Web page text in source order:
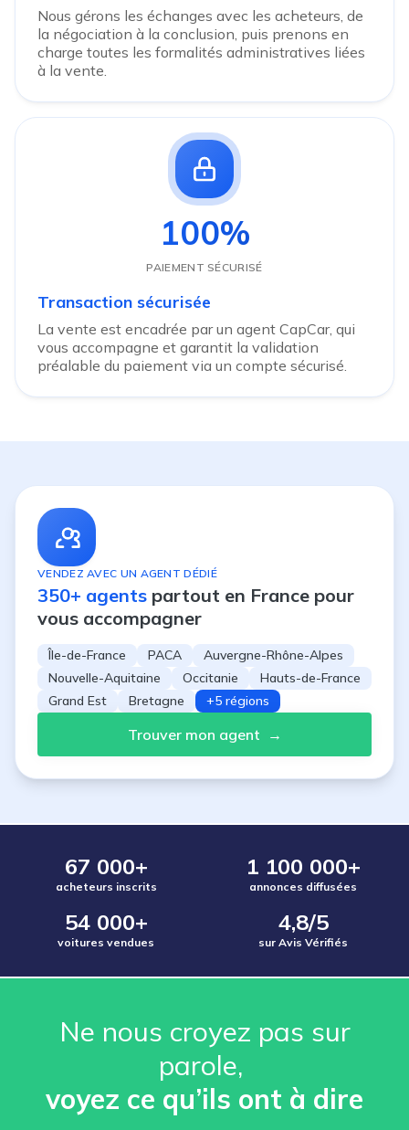
Nous gérons les échanges avec les acheteurs, de
la négociation à la conclusion, puis prenons en
charge toutes les formalités administratives liées
à la vente.
100%
PAIEMENT SÉCURISÉ
Transaction sécurisée
La vente est encadrée par un agent CapCar, qui
vous accompagne et garantit la validation
préalable du paiement via un compte sécurisé.
VENDEZ AVEC UN AGENT DÉDIÉ
350+ agents partout en France pour
vous accompagner
Île-de-France PACA
Auvergne-Rhône-Alpes
Nouvelle-Aquitaine
Occitanie
Hauts-de-France
Grand Est
Bretagne +5 régions
Trouver mon agent →
67 000+
acheteurs inscrits
1 100 000+
annonces diffusées
54 000+
voitures vendues
4,8/5
sur Avis Vérifiés
Ne nous croyez pas sur
parole, ️
voyez ce qu’ils ont à dire